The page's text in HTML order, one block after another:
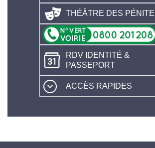
THÉÂTRE DES
RDV IDENTITÉ &
PASSEPORT
ACCÈS RAPIDES